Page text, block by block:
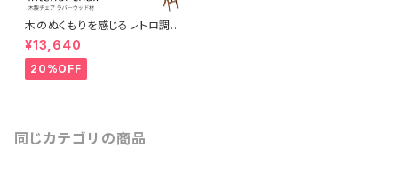
木のぬくもりを感じるレトロ調コ
ンパクトチェア ブラウン ウッドチ
ェア アンティーク調 シンプル ナ
チュラル シャビー おしゃれ 椅子
イス デスクチェア インテリア
¥13,640
20%OFF
同じカテゴリの商品